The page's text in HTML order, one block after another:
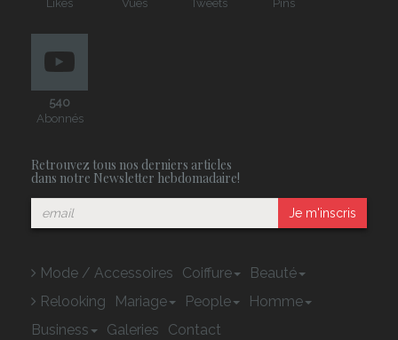
Likes
Vues
Tweets
Pins
540
Abonnés
Retrouvez tous nos derniers articles
dans notre Newsletter hebdomadaire!
Je m'inscris
Mode / Accessoires Coiffure
Beauté
Relooking
Mariage People
Homme
Business
Galeries Contact